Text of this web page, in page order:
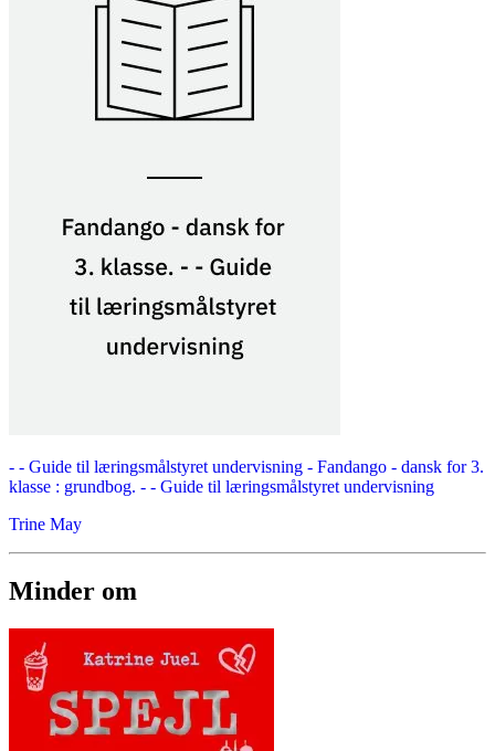
- - Guide til læringsmålstyret undervisning - Fandango - dansk for 3.
klasse : grundbog. - - Guide til læringsmålstyret undervisning
Trine May
Minder om